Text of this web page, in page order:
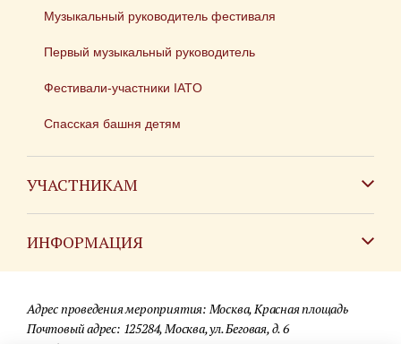
Музыкальный руководитель фестиваля
Первый музыкальный руководитель
Фестивали-участники IATO
Спасская башня детям
УЧАСТНИКАМ
ИНФОРМАЦИЯ
Для СМИ
Адрес проведения мероприятия: Москва, Красная площадь
Почтовый адрес: 125284, Москва, ул. Беговая, д. 6